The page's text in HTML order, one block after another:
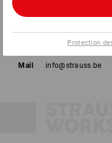
1931 Zaventem - Brucargo
02 400 16 43
Mail
info@strauss.be
Protection